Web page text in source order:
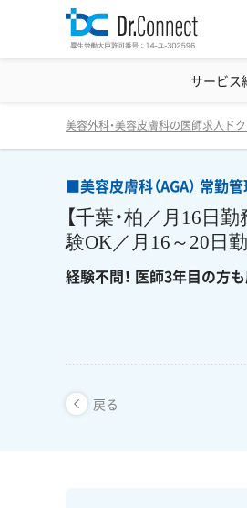
サービス
美容クリニック見学・
美容外科・美容皮膚科の医師求人ド
■美容皮膚科（AGA） 常勤
【千葉・柏／月16日
験OK／月16～20日
経験不問！ 医師3年目の方
戻る
戻る ■美容皮膚科（AGA